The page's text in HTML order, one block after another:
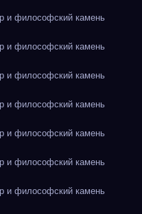
и философский камень
и философский камень
и философский камень
и философский камень
и философский камень
и философский камень
и философский камень